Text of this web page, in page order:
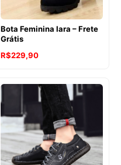
Bota Feminina Iara – Frete
Grátis
R$229,90